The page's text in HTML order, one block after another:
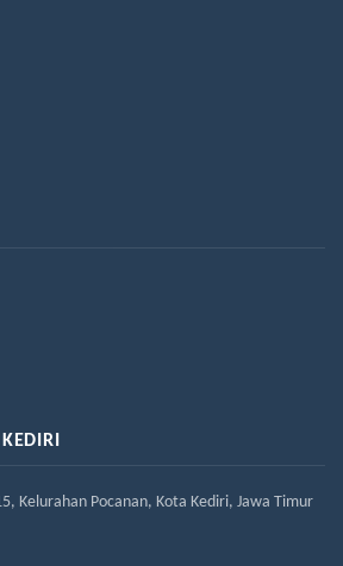
Kelurahan Pocanan, Kota Kediri, Jawa Timur